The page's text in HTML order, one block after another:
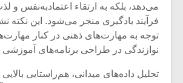
می‌دهد، بلکه به ارتقاء اعتمادبه‌نفس و
فرآیند یادگیری منجر می‌شود. این نکته
توجه به مهارت‌های ذهنی در کنار
نوازندگی در طراحی برنامه‌های
تحلیل داده‌های میدانی، هم‌راستایی